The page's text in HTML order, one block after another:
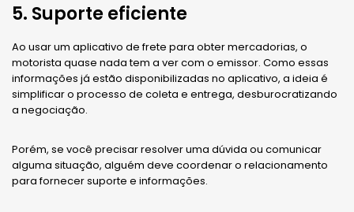
5. Suporte eficiente
Ao usar um aplicativo de frete para obter mercadorias, o
motorista quase nada tem a ver com o emissor. Como essas
informações já estão disponibilizadas no aplicativo, a ideia é
simplificar o processo de coleta e entrega, desburocratizando
a negociação.
Porém, se você precisar resolver uma dúvida ou comunicar
alguma situação, alguém deve coordenar o relacionamento
para fornecer suporte e informações.